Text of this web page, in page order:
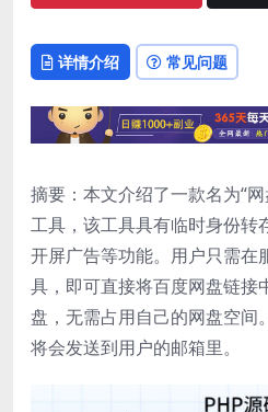
详情介绍 常见问题
摘要：本文介绍了一款名为“
工具，该工具具有临时身份转
开屏广告等功能。用户只需在
具，即可直接将百度网盘链接
盘，无需占用自己的网盘空间
将会发送到用户的邮箱里。